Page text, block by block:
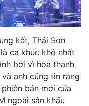
Nam
tử số 483/GP-BTTTT
kết, Thái Sơn
ca khúc khó nhất
bởi vì hòa thanh
anh cũng tin rằng
bản mới của
ngoài sân khấu